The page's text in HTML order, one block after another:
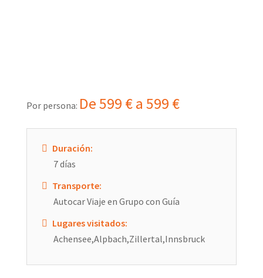
De599 €a 599 €
Duración:
7 días
Transporte:
Autocar Viaje en Grupo con Guía
Lugares visitados:
Achensee,Alpbach,Zillertal,Innsbruck